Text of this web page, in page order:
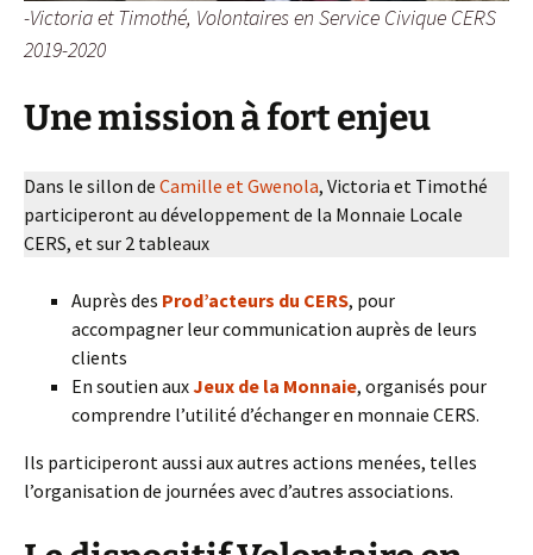
-Victoria et Timothé, Volontaires en Service Civique CERS
2019-2020
Une mission à fort enjeu
Dans le sillon de Camille et Gwenola, Victoria et Timothé
participeront au développement de la Monnaie Locale
CERS, et sur 2 tableaux
Auprès des Prod’acteurs du CERS, pour
accompagner leur communication auprès de leurs
clients
En soutien auxJeux de la Monnaie, organisés pour
comprendre l’utilité d’échanger en monnaie CERS.
Ils participeront aussi aux autres actions menées, telles
l’organisation de journées avec d’autres associations.